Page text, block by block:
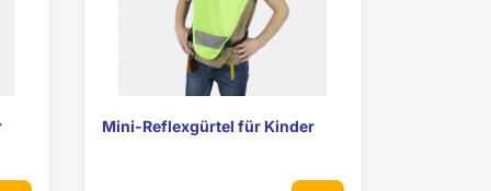
Vorschau
Mini-Reflexgürtel für Kinder